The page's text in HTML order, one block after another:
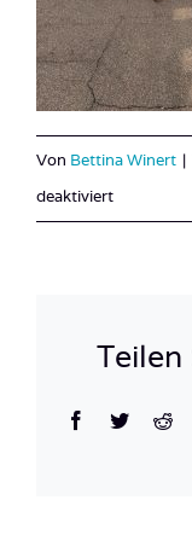
Von Bettina Winert |
deaktiviertfür
Teilen
Facebook
Twitter